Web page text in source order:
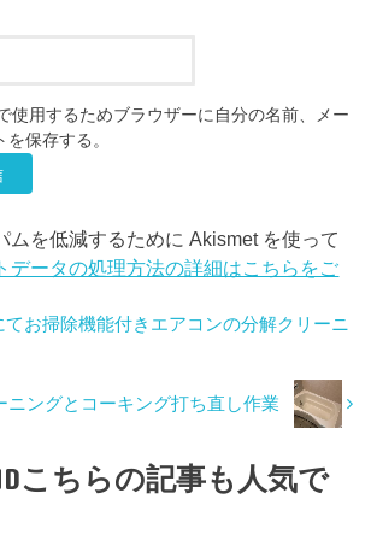
使用するためブラウザーに自分の名前、メー
保存する。
ムを低減するために Akismet を使って
データの処理方法の詳細はこちらをご
てお掃除機能付きエアコンの分解クリーニ
ニングとコーキング打ち直し作業
こちらの記事も人気で